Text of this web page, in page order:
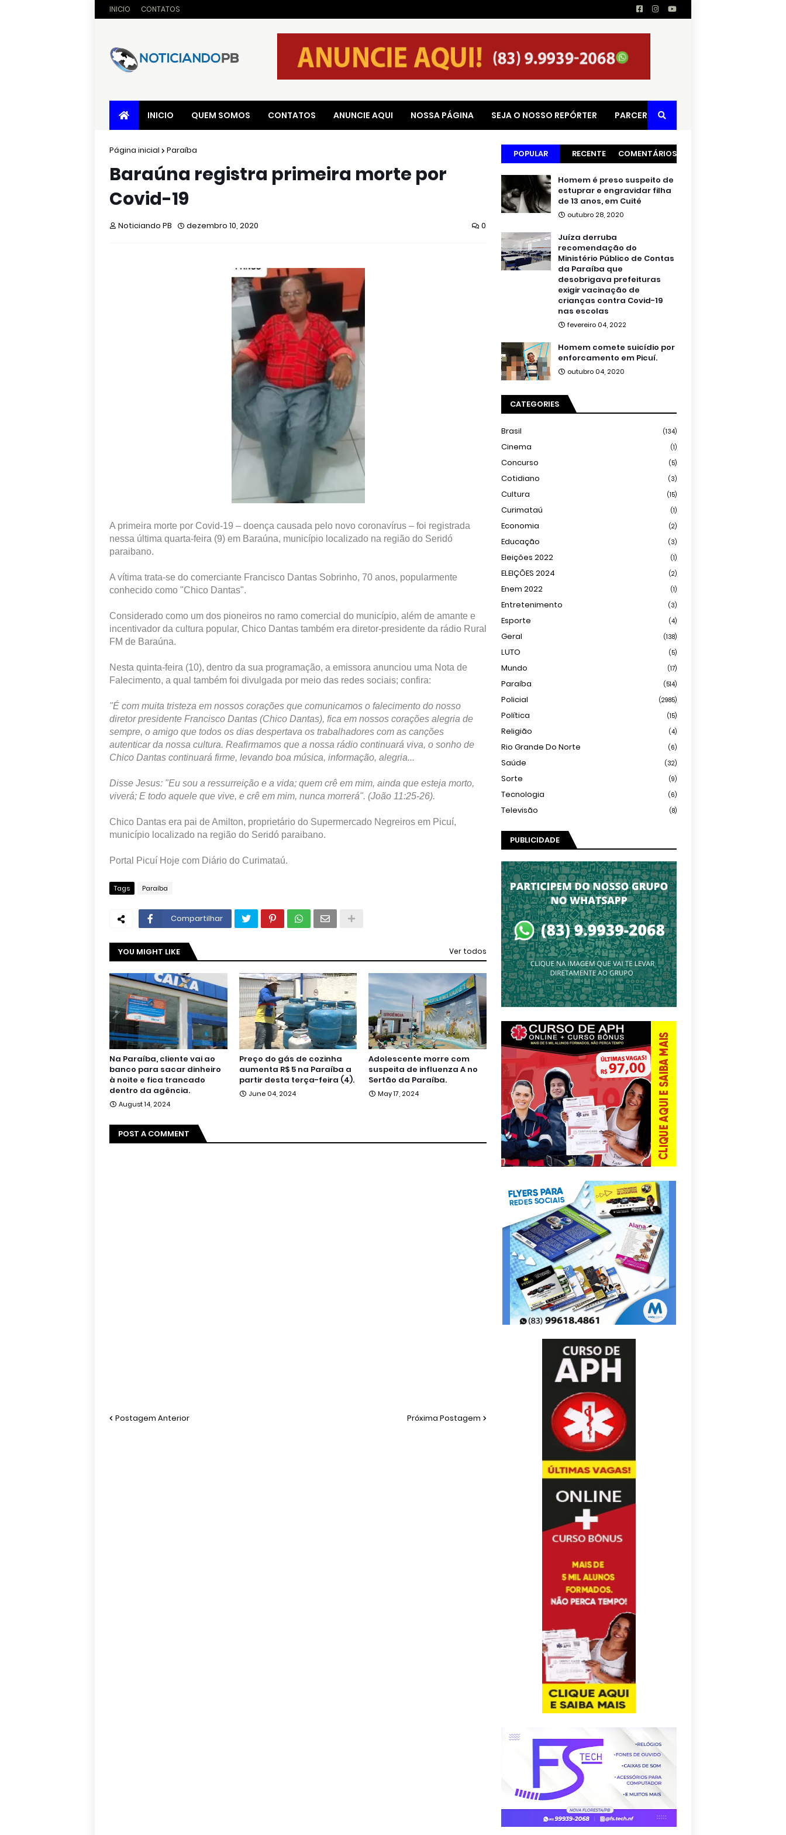
INICIO CONTATOS
INICIO QUEM SOMOS CONTATOS ANUNCIE AQUI NOSSA PÁGINA SEJA O NOSSO REPÓRTER PARCERIAS
Página inicial Paraíba
Baraúna registra primeira morte por
Covid-19
Noticiando PB dezembro 10, 2020 0
A primeira morte por Covid-19 ‒ doença causada pelo novo coronavírus ‒ foi registrada
nessa última quarta-feira (9) em Baraúna, município localizado na região do Seridó
paraibano.
A vítima trata-se do comerciante Francisco Dantas Sobrinho, 70 anos, popularmente
conhecido como "Chico Dantas".
Considerado como um dos pioneiros no ramo comercial do município, além de amante e
incentivador da cultura popular, Chico Dantas também era diretor-presidente da rádio Rural
FM de Baraúna.
Nesta quinta-feira (10), dentro da sua programação, a emissora anunciou uma Nota de
Falecimento, a qual também foi divulgada por meio das redes sociais; confira:
"É com muita tristeza em nossos corações que comunicamos o falecimento do nosso
diretor presidente Francisco Dantas (Chico Dantas), fica em nossos corações alegria de
sempre, o amigo que todos os dias despertava os trabalhadores com as canções
autenticar da nossa cultura. Reafirmamos que a nossa rádio continuará viva, o sonho de
Chico Dantas continuará firme, levando boa música, informação, alegria...
Disse Jesus: "Eu sou a ressurreição e a vida; quem crê em mim, ainda que esteja morto,
viverá; E todo aquele que vive, e crê em mim, nunca morrerá". (João 11:25-26).
Chico Dantas era pai de Amilton, proprietário do Supermercado Negreiros em Picuí,
município localizado na região do Seridó paraibano.
Portal Picuí Hoje com Diário do Curimataú.
Tags Paraíba
Compartilhar
YOU MIGHT LIKE Ver todos
Na Paraíba, cliente vai ao
banco para sacar dinheiro
à noite e fica trancado
dentro da agência.
August 14, 2024
Preço do gás de cozinha
aumenta R$ 5 na Paraíba a
partir desta terça-feira (4).
June 04, 2024
Adolescente morre com
suspeita de influenza A no
Sertão da Paraíba.
May 17, 2024
POST A COMMENT
Postagem Anterior Próxima Postagem
POPULAR RECENTE COMENTÁRIOS
Homem é preso suspeito de
estuprar e engravidar filha
de 13 anos, em Cuité
outubro 28, 2020
Juíza derruba
recomendação do
Ministério Público de Contas
da Paraíba que
desobrigava prefeituras
exigir vacinação de
crianças contra Covid-19
nas escolas
fevereiro 04, 2022
Homem comete suicídio por
enforcamento em Picuí.
outubro 04, 2020
CATEGORIES
Brasil (134)
Cinema (1)
Concurso (5)
Cotidiano (3)
Cultura (15)
Curimataú (1)
Economia (2)
Educação (3)
Eleições 2022 (1)
ELEIÇÕES 2024 (2)
Enem 2022 (1)
Entretenimento (3)
Esporte (4)
Geral (138)
LUTO (5)
Mundo (17)
Paraíba (514)
Policial (2985)
Política (15)
Religião (4)
Rio Grande Do Norte (6)
Saúde (32)
Sorte (9)
Tecnologia (6)
Televisão (8)
PUBLICIDADE